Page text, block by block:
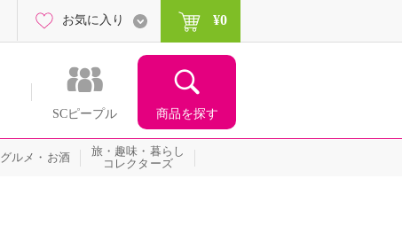
SCピープル 商品を探す
お気に入り ¥0
グルメ・お酒
旅・趣味・暮らし
コレクターズ